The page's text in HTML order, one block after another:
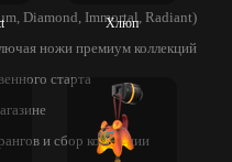
Хлюп
Diamond, Immortal, Radiant)
ножи премиум коллекций
старта
и сбор коллекции